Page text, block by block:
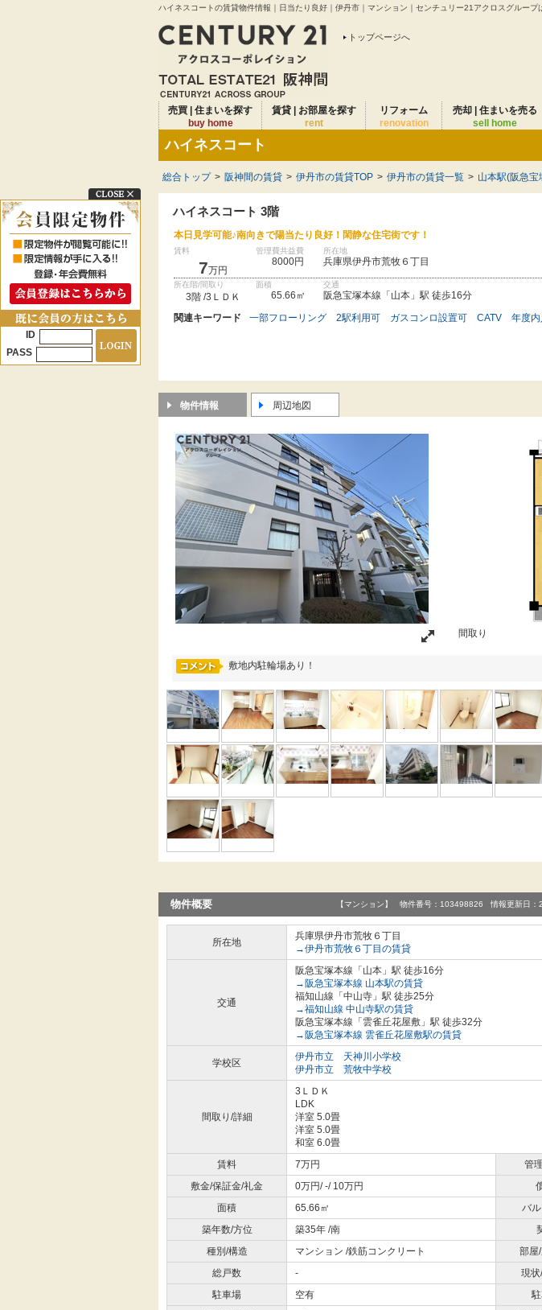
ハイネスコートの賃貸物件情報｜日当たり良好｜伊丹市｜マンション｜センチュリー21アクロスグループ
トップページへ
売買 | 住まいを探す
buy home
賃貸 | お部屋を探す
rent
リフォーム
renovation
売却 | 住まいを売る
sell home
ハイネスコート
総合トップ > 阪神間の賃貸 > 伊丹市の賃貸TOP > 伊丹市の賃貸一覧 > 山本駅(阪急
ハイネスコート 3階
本日見学可能♪南向きで陽当たり良好！閑静な住宅街です！
賃料
7万円
管理費共益費
8000円
所在地
兵庫県伊丹市荒牧６丁目
所在階/間取り
3階 /3ＬＤＫ
面積
65.66㎡
交通
阪急宝塚本線「山本」駅 徒歩16分
関連キーワード
一部フローリング 2駅利用可 ガスコンロ設置可 CATV 年度
物件情報 周辺地図
間取り
敷地内駐輪場あり！
物件概要
【マンション】 物件番号：103498826 情報更新日
所在地
兵庫県伊丹市荒牧６丁目
→伊丹市荒牧６丁目の賃貸
交通
阪急宝塚本線「山本」駅 徒歩16分
→阪急宝塚本線 山本駅の賃貸
福知山線「中山寺」駅 徒歩25分
→福知山線 中山寺駅の賃貸
阪急宝塚本線「雲雀丘花屋敷」駅 徒歩32分
→阪急宝塚本線 雲雀丘花屋敷駅の賃貸
学校区
伊丹市立 天神川小学校
伊丹市立 荒牧中学校
間取り/詳細
3ＬＤＫ
LDK
洋室 5.0畳
洋室 5.0畳
和室 6.0畳
賃料
7万円 管
敷金/保証金/礼金
0万円/ -/ 10万円
面積
65.66㎡ バ
築年数/方位
築35年 /南
種別/構造
マンション /鉄筋コンクリート 部屋
総戸数
- 現状
駐車場
空有
ID
PASS